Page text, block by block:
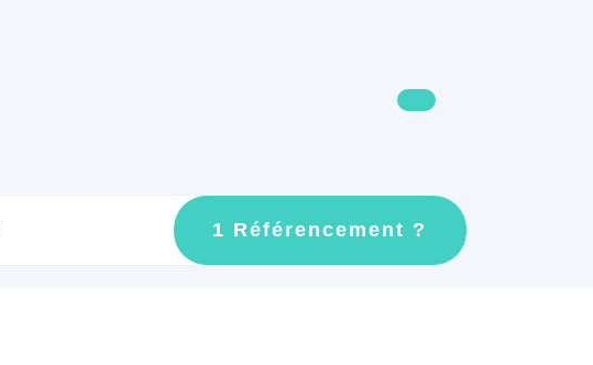
1 Référencement ?
GET
AN